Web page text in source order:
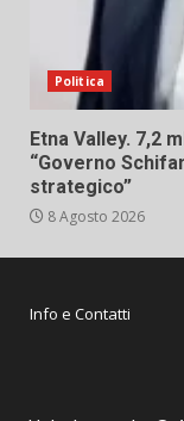
Politica
Etna Valley. 7,2
“Governo
strategico”
8 Agosto 2026
Info e Contatti